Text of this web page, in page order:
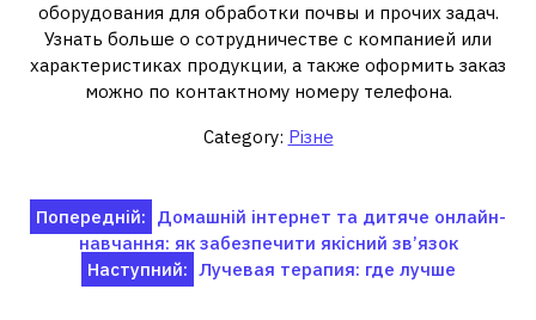
оборудования для обработки почвы и прочих задач.
Узнать больше о сотрудничестве с компанией или
характеристиках продукции, а также оформить заказ
можно по контактному номеру телефона.
Category: Різне
Навігація
записів
Попередній: Домашній інтернет та дитяче онлайн-
навчання: як забезпечити якісний зв’язок
Наступний: Лучевая терапия: где лучше